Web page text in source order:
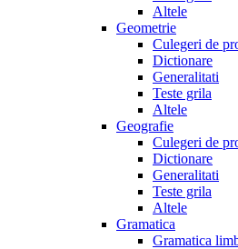
Altele
Geometrie
Culegeri de
Dictionare
Generalitati
Teste grila
Altele
Geografie
Culegeri de
Dictionare
Generalitati
Teste grila
Altele
Gramatica
Gramatica